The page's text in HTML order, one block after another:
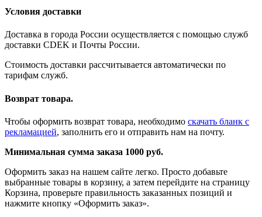
Условия доставки
Доставка в города России осуществляется с помощью служб
доставки CDEK и Почты России.
Стоимость доставки рассчитывается автоматически по
тарифам служб.
Возврат товара.
Чтобы оформить возврат товара, необходимо скачать бланк с
рекламацией, заполнить его и отправить нам на почту.
Минимальная сумма заказа 1000 руб.
Оформить заказ на нашем сайте легко. Просто добавьте
выбранные товары в корзину, а затем перейдите на страницу
Корзина, проверьте правильность заказанных позиций и
нажмите кнопку «Оформить заказ».